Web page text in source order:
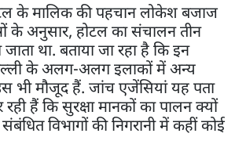
के मालिक की पहचान लोकेश बजाज
के अनुसार, होटल का संचालन तीन
जाता था. बताया जा रहा है कि इन
के अलग-अलग इलाकों में अन्य
भी मौजूद हैं. जांच एजेंसियां यह पता
हैं कि सुरक्षा मानकों का पालन क्यों
विभागों की निगरानी में कहीं कोई